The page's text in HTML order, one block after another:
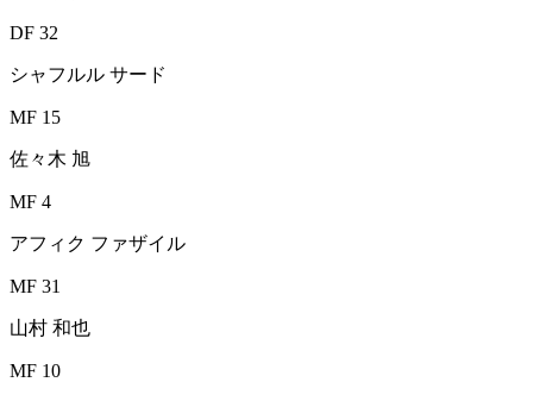
DF 32
シャフルル サード
MF 15
佐々木 旭
MF 4
アフィク ファザイル
MF 31
山村 和也
MF 10